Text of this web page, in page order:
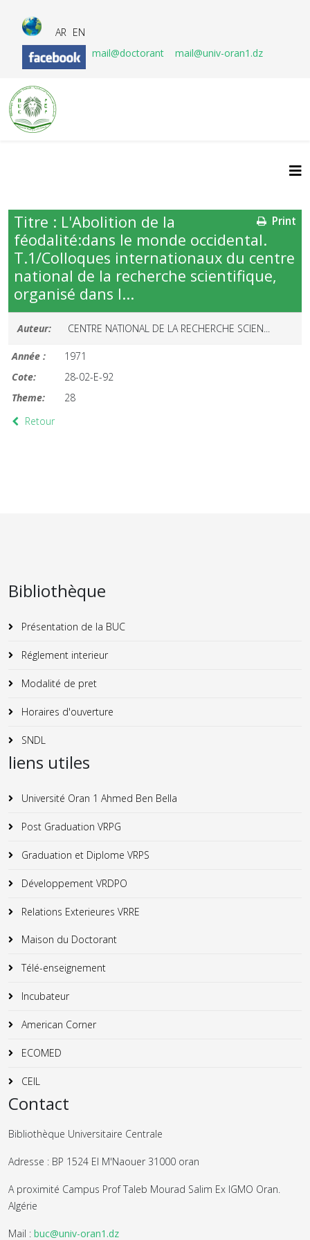
AR EN
mail@doctorant
mail@univ-oran1.dz
Print
Titre : L'Abolition de la
féodalité:dans le monde occidental.
T.1/Colloques internationaux du centre
national de la recherche scientifique,
organisé dans l...
Auteur: CENTRE NATIONAL DE LA RECHERCHE SCIEN...
Année :
1971
Cote:
28-02-E-92
Theme:
28
Retour
Bibliothèque
Présentation de la BUC
Réglement interieur
Modalité de pret
Horaires d'ouverture
SNDL
liens utiles
Université Oran 1 Ahmed Ben Bella
Post Graduation VRPG
Graduation et Diplome VRPS
Développement VRDPO
Relations Exterieures VRRE
Maison du Doctorant
Télé-enseignement
Incubateur
American Corner
ECOMED
CEIL
Contact
Bibliothèque Universitaire Centrale
Adresse : BP 1524 El M'Naouer 31000 oran
A proximité Campus Prof Taleb Mourad Salim Ex IGMO Oran.
Algérie
Mail : buc@univ-oran1.dz